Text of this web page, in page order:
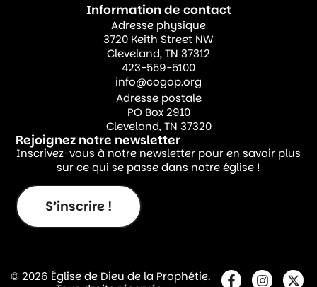
Information de contact
Adresse physique
3720 Keith Street NW
Cleveland, TN 37312
423-559-5100
info@cogop.org
Adresse postale
PO Box 2910
Cleveland, TN 37320
Rejoignez notre newsletter
Inscrivez-vous à notre newsletter pour en savoir plus
sur ce qui se passe dans notre église !
S’inscrire !
© 2026 Église de Dieu de la Prophétie.